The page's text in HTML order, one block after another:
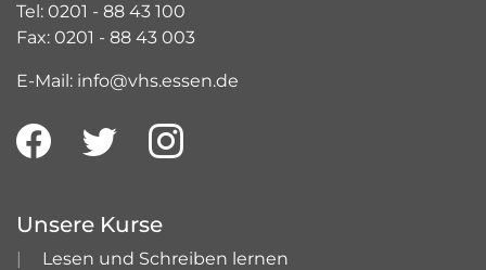
Tel: 0201 - 88 43 100
Fax: 0201 - 88 43 003
E-Mail: info@vhs.essen.de
Unsere Kurse
Lesen und Schreiben lernen